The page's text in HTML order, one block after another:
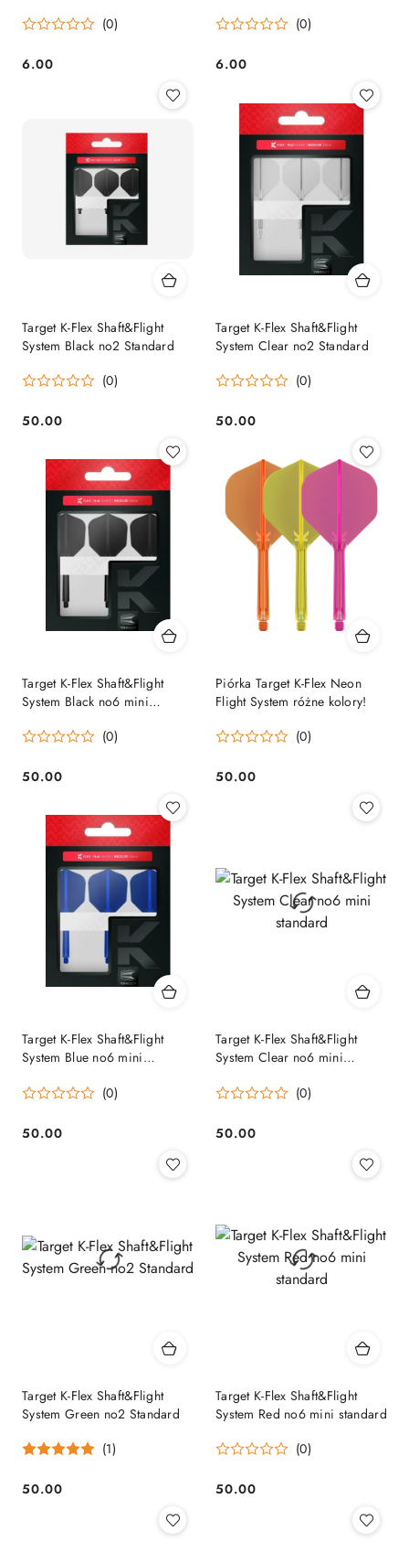
(0)
Cena:
6.00
(0)
Cena:
6.00
Target K-Flex Shaft&Flight
System Black no2 Standard
(0)
Cena:
50.00
Target K-Flex Shaft&Flight
System Clear no2 Standard
(0)
Cena:
50.00
Target K-Flex Shaft&Flight
System Black no6 mini
(0)
Cena:
50.00
Piórka Target K-Flex Neon
Flight System różne kolory!
(0)
Cena:
50.00
Target K-Flex Shaft&Flight
System Blue no6 mini
(0)
Cena:
50.00
Target K-Flex Shaft&Flight
System Clear no6 mini
(0)
Cena:
50.00
Target K-Flex Shaft&Flight
System Green no2 Standard
(1)
Cena:
50.00
Target K-Flex Shaft&Flight
System Red no6 mini standard
(0)
Cena:
50.00